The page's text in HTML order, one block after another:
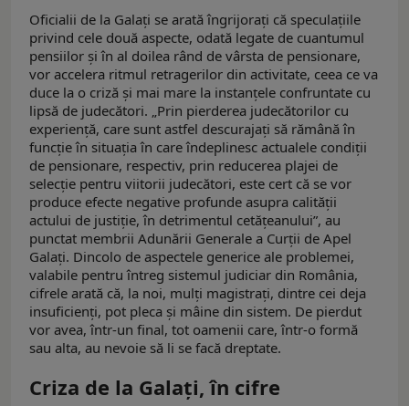
Oficialii de la Galați se arată îngrijorați că speculațiile
privind cele două aspecte, odată legate de cuantumul
pensiilor și în al doilea rând de vârsta de pensionare,
vor accelera ritmul retragerilor din activitate, ceea ce va
duce la o criză și mai mare la instanțele confruntate cu
lipsă de judecători. „Prin pierderea judecătorilor cu
experiență, care sunt astfel descurajați să rămână în
funcție în situația în care îndeplinesc actualele condiții
de pensionare, respectiv, prin reducerea plajei de
selecție pentru viitorii judecători, este cert că se vor
produce efecte negative profunde asupra calității
actului de justiție, în detrimentul cetățeanului”, au
punctat membrii Adunării Generale a Curții de Apel
Galați. Dincolo de aspectele generice ale problemei,
valabile pentru întreg sistemul judiciar din România,
cifrele arată că, la noi, mulți magistrați, dintre cei deja
insuficienți, pot pleca și mâine din sistem. De pierdut
vor avea, într-un final, tot oamenii care, într-o formă
sau alta, au nevoie să li se facă dreptate.
Criza de la Galați, în cifre